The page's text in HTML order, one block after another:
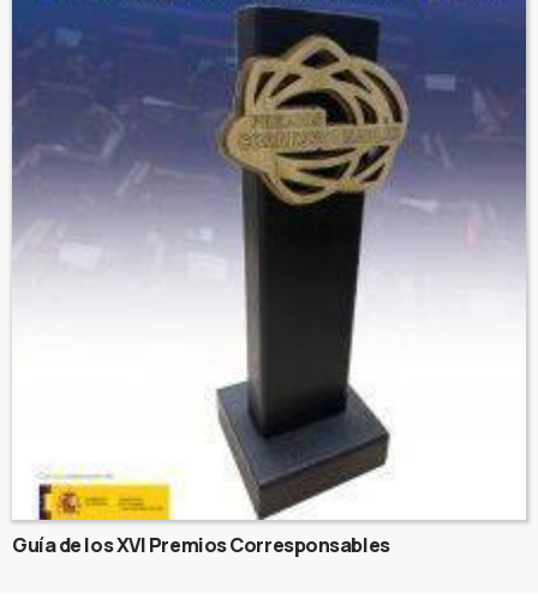
Guía de los XVI Premios Corresponsables